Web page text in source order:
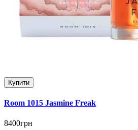
Купити
Room 1015 Jasmine Freak
8400грн